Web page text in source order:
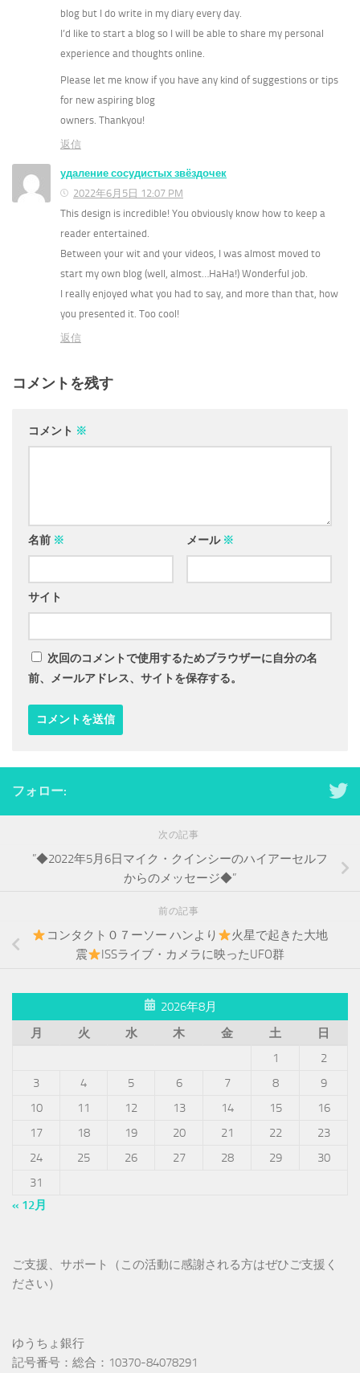
blog but I do write in my diary every day.
I’d like to start a blog so I will be able to share my personal
experience and thoughts online.
Please let me know if you have any kind of suggestions or tips
for new aspiring blog
owners. Thankyou!
返信
удаление сосудистых звёздочек
2022年6月5日 12:07 PM
This design is incredible! You obviously know how to keep a
reader entertained.
Between your wit and your videos, I was almost moved to
start my own blog (well, almost…HaHa!) Wonderful job.
I really enjoyed what you had to say, and more than that, how
you presented it. Too cool!
返信
コメントを残す
コメント ※
名前 ※ メール ※
サイト
次回のコメントで使用するためブラウザーに自分の名
前、メールアドレス、サイトを保存する。
フォロー:
次の記事
”◆2022年5月6日マイク・クインシーのハイアーセルフ
からのメッセージ◆”
前の記事
コンタクト０７ーソー ハンより
火星で起きた大地
震
ISSライブ・カメラに映ったUFO群
2026年8月
月
火 水 木 金 土
日
1
2
3
4 5 6 7 8
9
10
11 12 13 14 15
16
17
18 19 20 21 22
23
24
25 26 27 28 29
30
31
« 12月
ご支援、サポート（この活動に感謝される方はぜひご支援く
ださい）
ゆうちょ銀行
記号番号：総合：10370-84078291